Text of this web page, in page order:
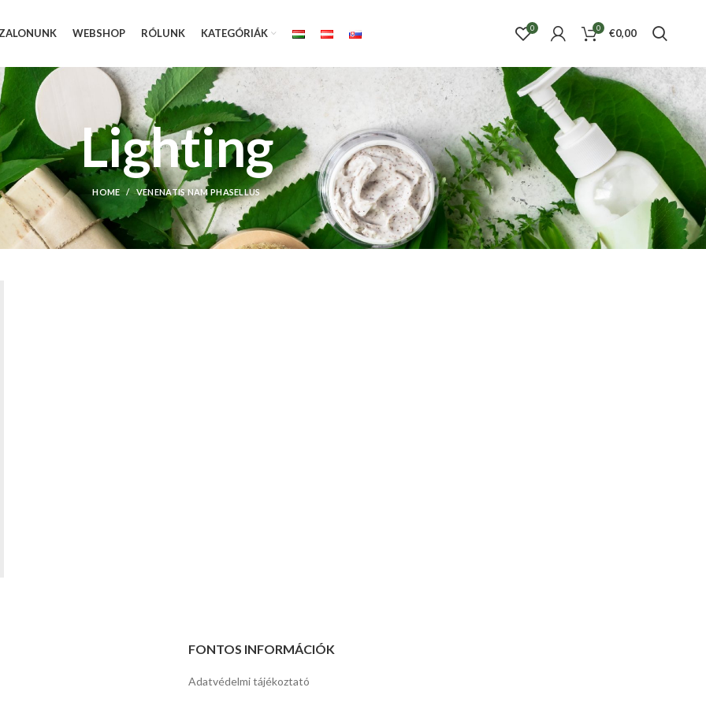
WEBSHOP RÓLUNK KATEGÓRIÁK 0 0 €0,00
Lighting
HOME VENENATIS NAM PHASELLUS
FONTOS INFORMÁCIÓK
Adatvédelmi tájékoztató